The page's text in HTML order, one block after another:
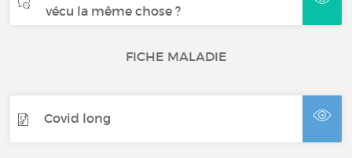
vécu la même chose ?
FICHE MALADIE
Covid long